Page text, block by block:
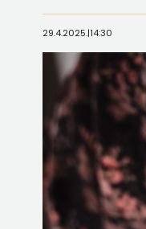
29.4.2025.|14:30